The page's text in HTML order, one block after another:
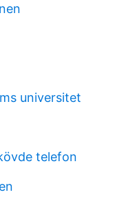
universitet
telefon